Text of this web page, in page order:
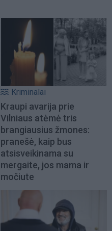
Kriminalai
Kraupi avarija prie
Vilniaus atėmė tris
brangiausius žmones:
pranešė, kaip bus
atsisveikinama su
mergaite, jos mama ir
močiute